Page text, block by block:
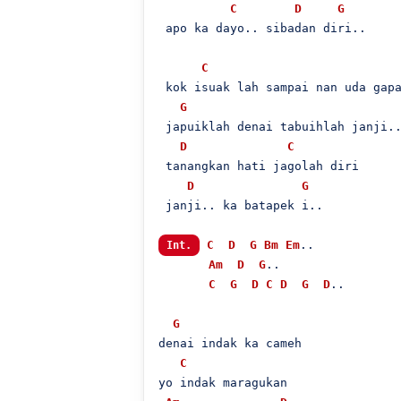
C D
G
apo ka dayo.. sibadan diri..
C
kok isuak lah sampai nan uda
G
japuiklah denai tabuihlah janji..
D
C
tanangkan hati jagolah diri
D
G
janji.. ka batapek i..
Int. C D G Bm Em ..
Am
D G ..
C
G D C D G D ..
G
denai indak ka cameh
C
yo indak maragukan